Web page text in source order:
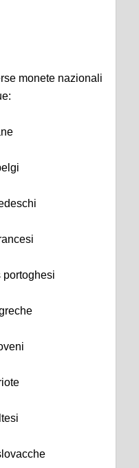
monete nazionali
portoghesi